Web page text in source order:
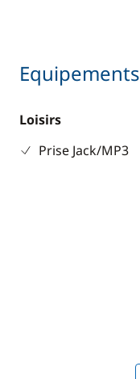
Equipements
Loisirs
Prise Jack/MP3